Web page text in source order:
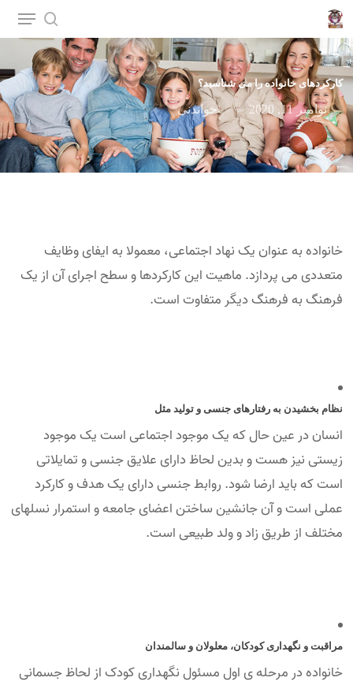
کارکردهای خانواده را می شناسید؟
نوامبر 11, 2020 خواندنی
خانواده به عنوان یک نهاد اجتماعی، معمولا به ایفای وظایف
متعددی می پردازد. ماهیت این کارکردها و سطح اجرای آن از یک
فرهنگ به فرهنگ دیگر متفاوت است.
نظام بخشیدن به رفتارهای جنسی و تولید مثل
انسان در عین حال که یک موجود اجتماعی است یک موجود
زیستی نیز هست و بدین لحاظ دارای علایق جنسی و تمایلاتی
است که باید ارضا شود. روابط جنسی دارای یک هدف و کارکرد
عملی است و آن جانشین ساختن اعضای جامعه و استمرار نسلهای
مختلف از طریق زاد و ولد طبیعی است.
مراقبت و نگهداری کودکان، معلولان و سالمندان
خانواده در مرحله ی اول مسئول نگهداری کودک از لحاظ جسمانی